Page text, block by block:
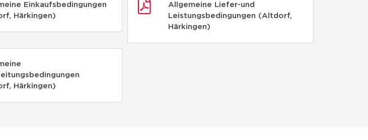
Einkaufsbedingungen
Härkingen)
Allgemeine Liefer-und
Leistungsbedingungen (Altdorf,
Härkingen)
Härkingen)